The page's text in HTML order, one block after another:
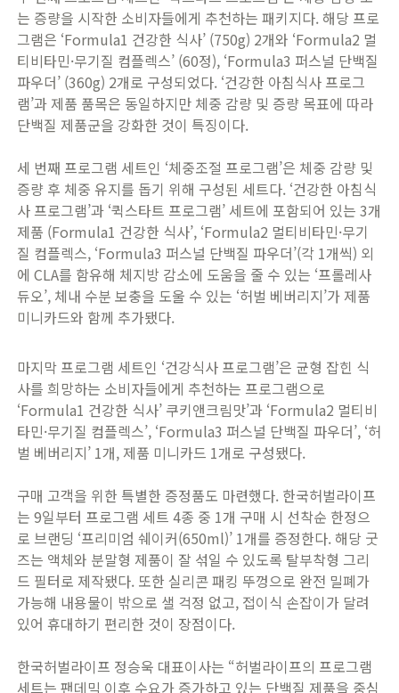
는 증량을 시작한 소비자들에게 추천하는 패키지다. 해당 프로
그램은 ‘Formula1 건강한 식사’ (750g) 2개와 ‘Formula2 멀
티비타민·무기질 컴플렉스’ (60정), ‘Formula3 퍼스널 단백질
파우더’ (360g) 2개로 구성되었다. ‘건강한 아침식사 프로그
램’과 제품 품목은 동일하지만 체중 감량 및 증량 목표에 따라
단백질 제품군을 강화한 것이 특징이다.
​세 번째 프로그램 세트인 ‘체중조절 프로그램’은 체중 감량 및
증량 후 체중 유지를 돕기 위해 구성된 세트다. ‘건강한 아침식
사 프로그램’과 ‘퀵스타트 프로그램’ 세트에 포함되어 있는 3개
제품 (Formula1 건강한 식사’, ‘Formula2 멀티비타민·무기
질 컴플렉스, ‘Formula3 퍼스널 단백질 파우더’(각 1개씩) 외
에 CLA를 함유해 체지방 감소에 도움을 줄 수 있는 ‘프롤레사
듀오’, 체내 수분 보충을 도울 수 있는 ‘허벌 베버리지’가 제품
미니카드와 함께 추가됐다.
​마지막 프로그램 세트인 ‘건강식사 프로그램’은 균형 잡힌 식
사를 희망하는 소비자들에게 추천하는 프로그램으로
‘Formula1 건강한 식사’ 쿠키앤크림맛’과 ‘Formula2 멀티비
타민·무기질 컴플렉스’, ‘Formula3 퍼스널 단백질 파우더’, ‘허
벌 베버리지’ 1개, 제품 미니카드 1개로 구성됐다.
​구매 고객을 위한 특별한 증정품도 마련했다. 한국허벌라이프
는 9일부터 프로그램 세트 4종 중 1개 구매 시 선착순 한정으
로 브랜딩 ‘프리미엄 쉐이커(650ml)’ 1개를 증정한다. 해당 굿
즈는 액체와 분말형 제품이 잘 섞일 수 있도록 탈부착형 그리
드 필터로 제작됐다. 또한 실리콘 패킹 뚜껑으로 완전 밀폐가
가능해 내용물이 밖으로 샐 걱정 없고, 접이식 손잡이가 달려
있어 휴대하기 편리한 것이 장점이다.
​한국허벌라이프 정승욱 대표이사는 “허벌라이프의 프로그램
세트는 팬데믹 이후 수요가 증가하고 있는 단백질 제품을 중심